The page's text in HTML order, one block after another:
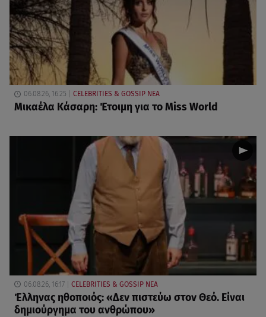
06.08.26, 16:25 CELEBRITIES & GOSSIP ΝΕΑ
Μικαέλα Κάσαρη: Έτοιμη για το Miss World
06.08.26, 16:17 CELEBRITIES & GOSSIP ΝΕΑ
Έλληνας ηθοποιός: «Δεν πιστεύω στον Θεό. Είναι
δημιούργημα του ανθρώπου»